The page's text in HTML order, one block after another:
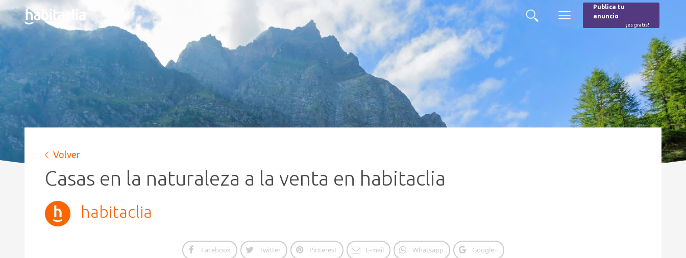
Buscar
Menú
Publica tu
anuncio
¡es gratis!
Volver
Casas en la naturaleza a la venta en habitaclia
habitaclia
Facebook Twitter Pinterest E-mail Whatsapp Google+